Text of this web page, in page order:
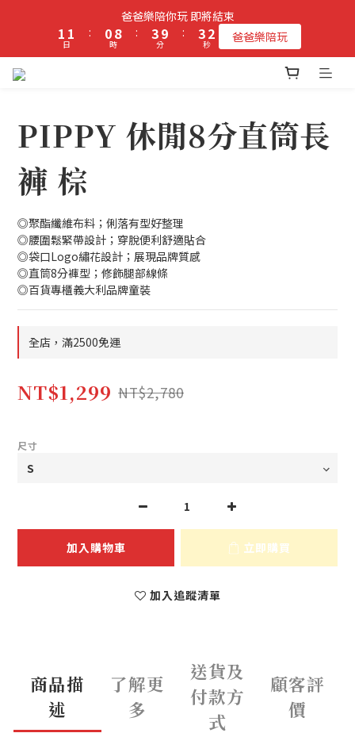
立即加入PIPPY會員即贈$100元購物金!
爸爸樂陪你玩 即將結束
1
0
1
0
日
:
08
7
3
時
:
4
3
2
9
8
4
3
2
分
:
4
3
2
3
2
1
0
秒 爸爸樂陪玩
PIPPY 休閒8分直筒長
褲 棕
◎聚酯纖維布料；俐落有型好整理
◎腰圍鬆緊帶設計；穿脫便利舒適貼合
◎袋口Logo繡花設計；展現品牌質感
◎直筒8分褲型；修飾腿部線條
◎百貨專櫃義大利品牌童裝
全店，滿2500免運
NT$1,299 NT$2,780
尺寸
加入購物車 立即購買
加入追蹤清單
商品描
述
了解更
多
送貨及
付款方
式
顧客評
價